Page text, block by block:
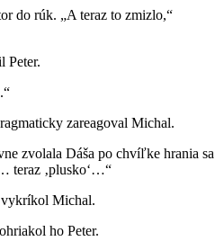
do rúk. „A teraz to zmizlo,“
Peter.
zareagoval Michal.
zvolala Dáša po chvíľke hrania sa
teraz ‚plusko‘…“
vykríkol Michal.
ho Peter.